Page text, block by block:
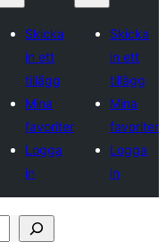
Skicka
in ett
tillägg
Mina
favoriter
Logga
in
Skicka
in ett
tillägg
Mina
favoriter
Logga
in